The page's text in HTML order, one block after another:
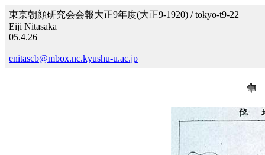
東京朝顔研究会会報大正9年度(大正9-1920) / tokyo-t9-22
Eiji Nitasaka
05.4.26
enitascb@mbox.nc.kyushu-u.ac.jp